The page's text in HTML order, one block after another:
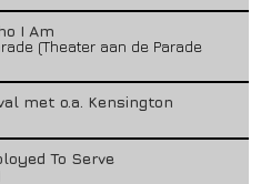
I Am
(Theater aan de Parade
met o.a. Kensington
To Serve